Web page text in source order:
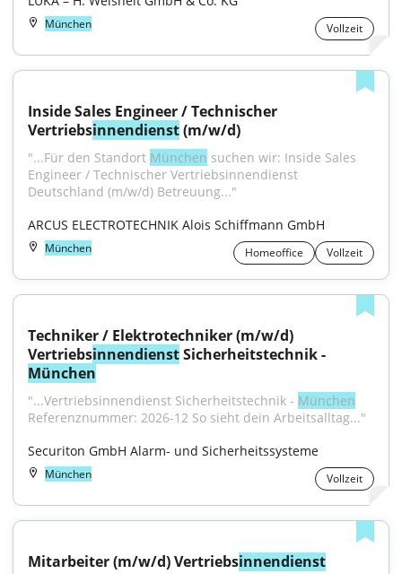
München Vollzeit
Inside Sales Engineer / Technischer
Vertriebsinnendienst (m/w/d)
"...Für den Standort München suchen wir: Inside Sales
Engineer / Technischer Vertriebsinnendienst
Deutschland (m/w/d) Betreuung..."
ARCUS ELECTROTECHNIK Alois Schiffmann GmbH
München Homeoffice Vollzeit
Techniker / Elektrotechniker (m/w/d)
Vertriebsinnendienst
München
"...Vertriebsinnendienst Sicherheitstechnik - München
Referenznummer: 2026-12 So sieht dein Arbeitsalltag..."
Securiton GmbH Alarm- und Sicherheitssysteme
München Vollzeit
Mitarbeiter (m/w/d) Vertriebsinnendienst